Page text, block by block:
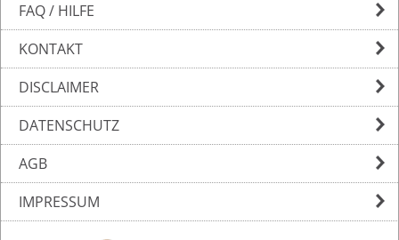
FAQ / HILFE
KONTAKT
DISCLAIMER
DATENSCHUTZ
AGB
IMPRESSUM